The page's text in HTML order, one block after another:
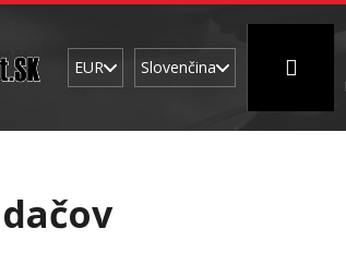
EUR Slovenčina